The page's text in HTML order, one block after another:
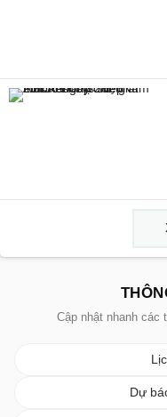
Cập nhật nhanh các
Dự